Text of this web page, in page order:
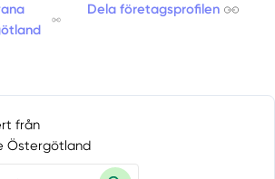
Dela företagsprofilen
från
Östergötland